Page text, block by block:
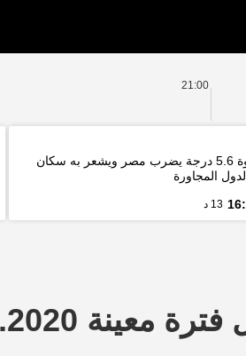
21:00
زلزال بقوة 5.6 درجة يضرب مصر ويشعر به سكان
المجاورة
13 د
معينة 31.01.2020